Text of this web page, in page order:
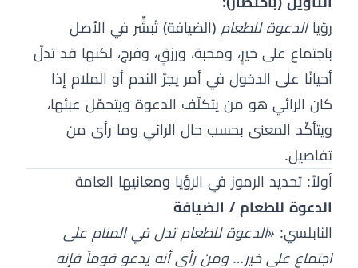
رؤياالدعوة للطعام(الضيافة) تُبشِّر في الأصل
باجتماع على خيرٍ، ومحبة، ورزقٍ، وفرج، لكنها قد تدلّ
أحيانًا على الدخول في أمر يجرّ الندم أو الملام إذا
كان الرائي هو من يتكلّف الدعوة ويتحمّل عبئها،
ويتأكّد المعنى بحسب حال الرائي وما رأى من
تفاصيل.
أولاً: تحديد الرموز في الرؤيا ومعانيها العامة
الدعوة للطعام / الضيافة
النابلسي: «الدعوة للطعام تدل في المنام على
اجتماع على خير… ومن رأى أنه يدعو قوماً فإنه